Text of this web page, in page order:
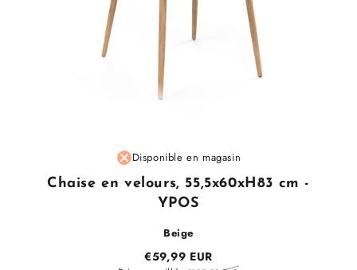
Fournisseur
Disponible en magasin
Chaise en velours, 55,5x60xH83 cm -
YPOS
Beige
€59,99 EUR